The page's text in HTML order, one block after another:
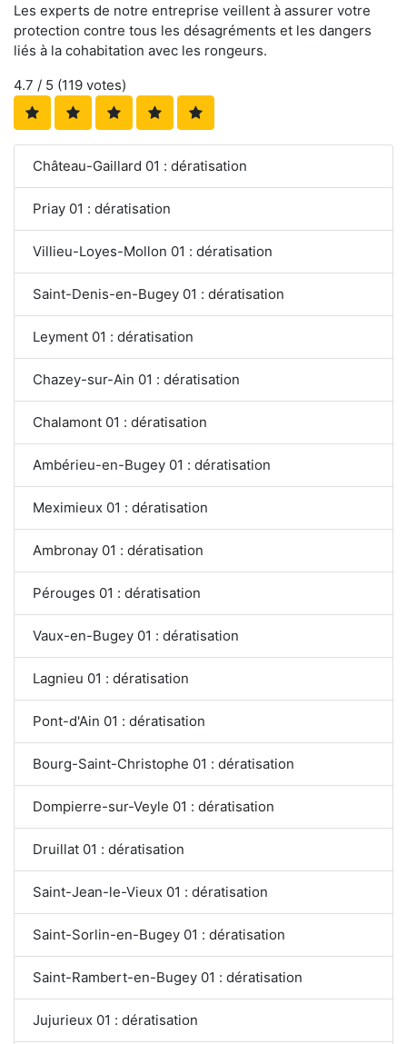
Les experts de notre entreprise veillent à assurer votre
protection contre tous les désagréments et les dangers
liés à la cohabitation avec les rongeurs.
4.7 / 5 (119 votes)
Château-Gaillard 01 : dératisation
Priay 01 : dératisation
Villieu-Loyes-Mollon 01 : dératisation
Saint-Denis-en-Bugey 01 : dératisation
Leyment 01 : dératisation
Chazey-sur-Ain 01 : dératisation
Chalamont 01 : dératisation
Ambérieu-en-Bugey 01 : dératisation
Meximieux 01 : dératisation
Ambronay 01 : dératisation
Pérouges 01 : dératisation
Vaux-en-Bugey 01 : dératisation
Lagnieu 01 : dératisation
Pont-d'Ain 01 : dératisation
Bourg-Saint-Christophe 01 : dératisation
Dompierre-sur-Veyle 01 : dératisation
Druillat 01 : dératisation
Saint-Jean-le-Vieux 01 : dératisation
Saint-Sorlin-en-Bugey 01 : dératisation
Saint-Rambert-en-Bugey 01 : dératisation
Jujurieux 01 : dératisation